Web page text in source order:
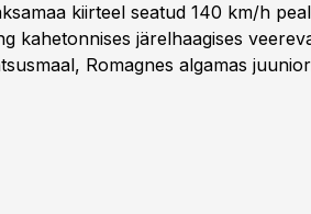
kiirteel seatud 140 km/h
kahetonnises järelhaagises
Romagnes algamas